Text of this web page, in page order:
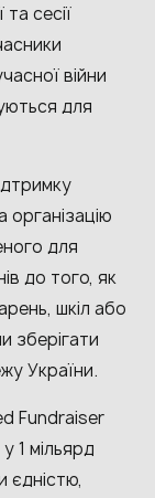
сесії
війни
для
для
до того, як
шкіл або
зберігати
України.
Fundraiser
1 мільярд
єдністю,